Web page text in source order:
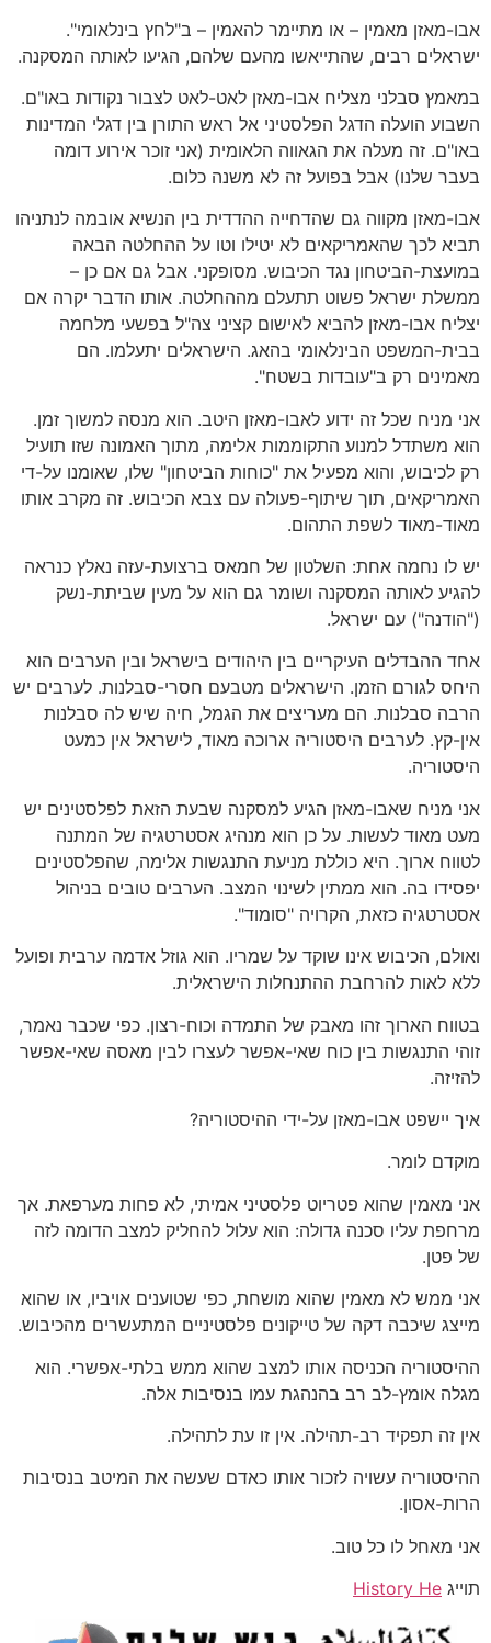
אבו-מאזן מאמין – או מתיימר להאמין – ב"לחץ בינלאומי".
ישראלים רבים, שהתייאשו מהעם שלהם, הגיעו לאותה המסקנה.
במאמץ סבלני מצליח אבו-מאזן לאט-לאט לצבור נקודות באו"ם.
השבוע הועלה הדגל הפלסטיני אל ראש התורן בין דגלי המדינות
באו"ם. זה מעלה את הגאווה הלאומית (אני זוכר אירוע דומה
בעבר שלנו) אבל בפועל זה לא משנה כלום.
אבו-מאזן מקווה גם שהדחייה ההדדית בין הנשיא אובמה לנתניהו
תביא לכך שהאמריקאים לא יטילו וטו על ההחלטה הבאה
במועצת-הביטחון נגד הכיבוש. מסופקני. אבל גם אם כן –
ממשלת ישראל פשוט תתעלם מההחלטה. אותו הדבר יקרה אם
יצליח אבו-מאזן להביא לאישום קציני צה"ל בפשעי מלחמה
בבית-המשפט הבינלאומי בהאג. הישראלים יתעלמו. הם
מאמינים רק ב"עובדות בשטח".
אני מניח שכל זה ידוע לאבו-מאזן היטב. הוא מנסה למשוך זמן.
הוא משתדל למנוע התקוממות אלימה, מתוך האמונה שזו תועיל
רק לכיבוש, והוא מפעיל את "כוחות הביטחון" שלו, שאומנו על-די
האמריקאים, תוך שיתוף-פעולה עם צבא הכיבוש. זה מקרב אותו
מאוד-מאוד לשפת התהום.
יש לו נחמה אחת: השלטון של חמאס ברצועת-עזה נאלץ כנראה
להגיע לאותה המסקנה ושומר גם הוא על מעין שביתת-נשק
("הודנה") עם ישראל.
אחד ההבדלים העיקריים בין היהודים בישראל ובין הערבים הוא
היחס לגורם הזמן. הישראלים מטבעם חסרי-סבלנות. לערבים יש
הרבה סבלנות. הם מעריצים את הגמל, חיה שיש לה סבלנות
אין-קץ. לערבים היסטוריה ארוכה מאוד, לישראל אין כמעט
היסטוריה.
אני מניח שאבו-מאזן הגיע למסקנה שבעת הזאת לפלסטינים יש
מעט מאוד לעשות. על כן הוא מנהיג אסטרטגיה של המתנה
לטווח ארוך. היא כוללת מניעת התנגשות אלימה, שהפלסטינים
יפסידו בה. הוא ממתין לשינוי המצב. הערבים טובים בניהול
אסטרטגיה כזאת, הקרויה "סומוד".
ואולם, הכיבוש אינו שוקד על שמריו. הוא גוזל אדמה ערבית ופועל
ללא לאות להרחבת ההתנחלות הישראלית.
בטווח הארוך זהו מאבק של התמדה וכוח-רצון. כפי שכבר נאמר,
זוהי התנגשות בין כוח שאי-אפשר לעצרו לבין מאסה שאי-אפשר
להזיזה.
איך יישפט אבו-מאזן על-ידי ההיסטוריה?
מוקדם לומר.
אני מאמין שהוא פטריוט פלסטיני אמיתי, לא פחות מערפאת. אך
מרחפת עליו סכנה גדולה: הוא עלול להחליק למצב הדומה לזה
של פטן.
אני ממש לא מאמין שהוא מושחת, כפי שטוענים אויביו, או שהוא
מייצג שיכבה דקה של טייקונים פלסטיניים המתעשרים מהכיבוש.
ההיסטוריה הכניסה אותו למצב שהוא ממש בלתי-אפשרי. הוא
מגלה אומץ-לב רב בהנהגת עמו בנסיבות אלה.
אין זה תפקיד רב-תהילה. אין זו עת לתהילה.
ההיסטוריה עשויה לזכור אותו כאדם שעשה את המיטב בנסיבות
הרות-אסון.
אני מאחל לו כל טוב.
תוייג History He